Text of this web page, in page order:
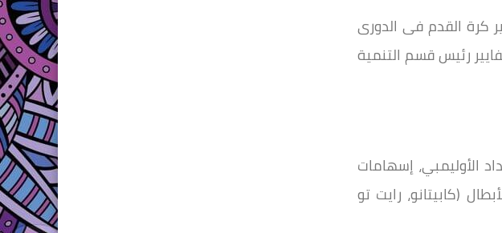
كرة القدم فى الدورى
رئيس قسم التنمية
الأوليمبي، إسهامات
(كابيتانو، رايت تو